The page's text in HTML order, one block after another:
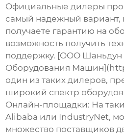
Официальные дилеры
самый надежный вариант,
получаете гарантию на
возможность получить
поддержку. [ООО Шаньдун
Оборудования
один из таких дилеров,
широкий спектр
Онлайн-площадки: На
Alibaba или IndustryNet,
множество поставщиков